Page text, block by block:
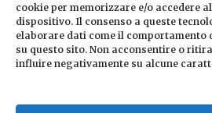
cookie per memorizzare e/o accedere
dispositivo. Il consenso a queste
elaborare dati come il comportamento
su questo sito. Non acconsentire o
influire negativamente su alcune
CONDIZIONI DI VENDITA
INFORMATIVA SULLA PRIVACY
COOKIE POLICY